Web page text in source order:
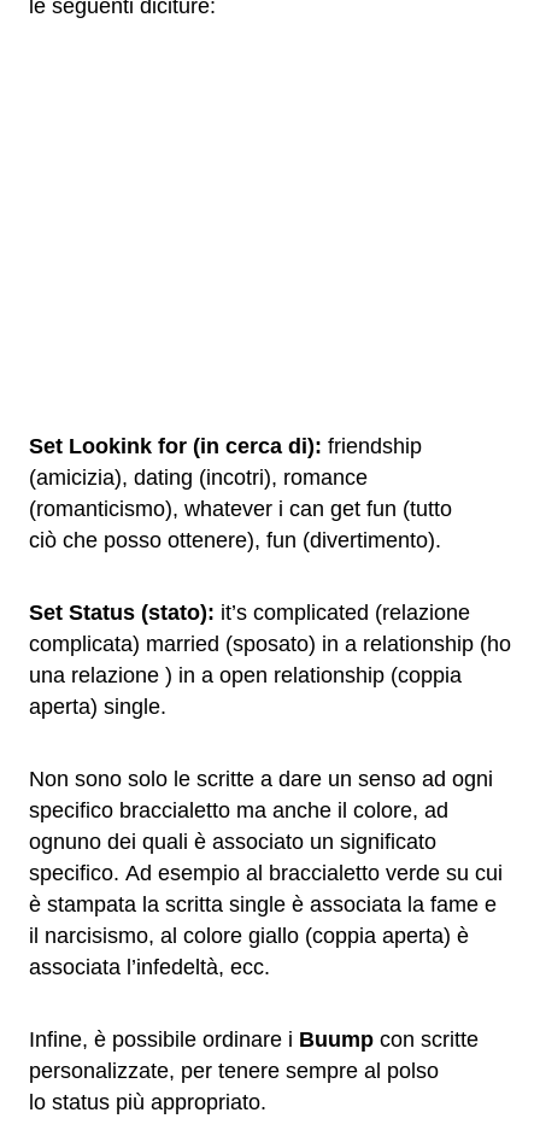
le seguenti diciture:
Set Lookink for (in cerca di): friendship
(amicizia), dating (incotri), romance
(romanticismo), whatever i can get fun (tutto
ciò che posso ottenere), fun (divertimento).
Set Status (stato): it’s complicated (relazione
complicata) married (sposato) in a relationship (ho
una relazione ) in a open relationship (coppia
aperta) single.
Non sono solo le scritte a dare un senso ad ogni
specifico braccialetto ma anche il colore, ad
ognuno dei quali è associato un significato
specifico. Ad esempio al braccialetto verde su cui
è stampata la scritta single è associata la fame e
il narcisismo, al colore giallo (coppia aperta) è
associata l’infedeltà, ecc.
Infine, è possibile ordinare i Buump con scritte
personalizzate, per tenere sempre al polso
lo status più appropriato.